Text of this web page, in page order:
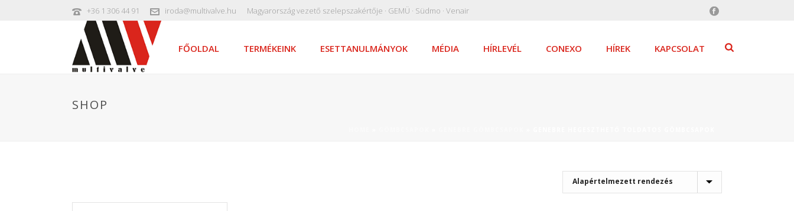
+36 1 306 44 91 iroda@multivalve.hu Magyarország vezető szelepszakértője · GEMÜ · Südmo · Venair
FŐOLDAL TERMÉKEINK ESETTANULMÁNYOK MÉDIA HÍRLEVÉL CONEXO HÍREK KAPCSOLAT
SHOP